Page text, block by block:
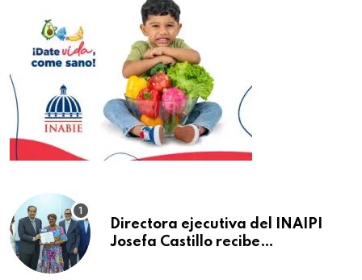
Directora ejecutiva del INAIPI
Josefa Castillo recibe